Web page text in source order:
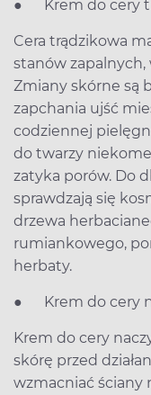
● Krem do cery
Cera trądzikowa
stanów zapalnych,
Zmiany skórne są
zapchania ujść
codziennej
do twarzy
zatyka porów. Do
sprawdzają się
drzewa
rumiankowego,
herbaty.
● Krem do cery
Krem do cery
skórę przed
wzmacniać ściany